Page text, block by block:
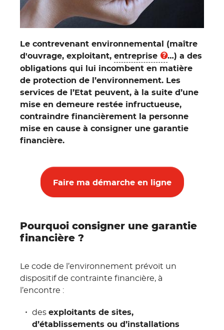
Le contrevenant environnemental (maître
d'ouvrage, exploitant, entreprise
…) a des
obligations qui lui incombent en matière
de protection de l’environnement. Les
services de l’Etat peuvent, à la suite d’une
mise en demeure restée infructueuse,
contraindre financièrement la personne
mise en cause à consigner une garantie
financière.
Faire ma démarche en ligne
Pourquoi consigner une garantie
financière ?
Le code de l’environnement prévoit un
dispositif de contrainte financière, à
l’encontre :
des exploitants de sites,
d’établissements ou d’installations